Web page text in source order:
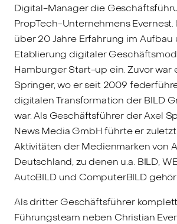
Digital-Manager die
PropTech-Unternehmens
über 20 Jahre Erfahrung im Aufbau
Etablierung digitaler
Hamburger Start-up ein. Zuvor war
Springer, wo er seit 2009
digitalen Transformation der BILD
war. Als Geschäftsführer der Axel
News Media GmbH führte er
Aktivitäten der Medienmarken von
Deutschland, zu denen u.a. BILD,
AutoBILD und ComputerBILD
Als dritter Geschäftsführer
Führungsteam neben Christian